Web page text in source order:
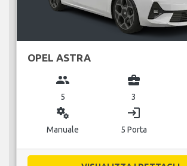
OPEL ASTRA
group
5
business_center
3
miscellaneous_services
Manuale
login
5 Porta